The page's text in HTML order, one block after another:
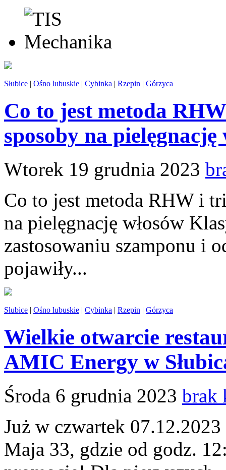
Słubice | Ośno lubuskie | Cybinka | Rzepin | Górzyca
Co to jest metoda
sposoby na pielęgnację
Wtorek 19 grudnia 2023
Co to jest metoda RHW i
na pielęgnację włosów
zastosowaniu szamponu i
pojawiły...
Słubice | Ośno lubuskie | Cybinka | Rzepin | Górzyca
Wielkie otwarcie
AMIC Energy w
Środa 6 grudnia 2023 brak
Już w czwartek
Maja 33, gdzie od godz.